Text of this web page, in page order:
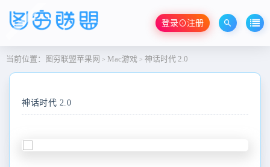
登录⊙注册
当前位置： 图穷联盟苹果网 > Mac游戏 > 神话时代 2.0
神话时代 2.0